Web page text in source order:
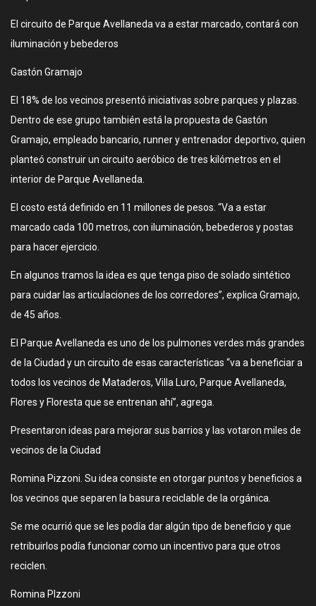
El circuito de Parque Avellaneda va a estar marcado, contará con
iluminación y bebederos
Gastón Gramajo
El 18% de los vecinos presentó iniciativas sobre parques y plazas.
Dentro de ese grupo también está la propuesta de Gastón
Gramajo, empleado bancario, runner y entrenador deportivo, quien
planteó construir un circuito aeróbico de tres kilómetros en el
interior de Parque Avellaneda.
El costo está definido en 11 millones de pesos. “Va a estar
marcado cada 100 metros, con iluminación, bebederos y postas
para hacer ejercicio.
En algunos tramos la idea es que tenga piso de solado sintético
para cuidar las articulaciones de los corredores”, explica Gramajo,
de 45 años.
El Parque Avellaneda es uno de los pulmones verdes más grandes
de la Ciudad y un circuito de esas características “va a beneficiar a
todos los vecinos de Mataderos, Villa Luro, Parque Avellaneda,
Flores y Floresta que se entrenan ahí”, agrega.
Presentaron ideas para mejorar sus barrios y las votaron miles de
vecinos de la Ciudad
Romina Pizzoni. Su idea consiste en otorgar puntos y beneficios a
los vecinos que separen la basura reciclable de la orgánica.
Se me ocurrió que se les podía dar algún tipo de beneficio y que
retribuirlos podía funcionar como un incentivo para que otros
reciclen.
Romina PIzzoni